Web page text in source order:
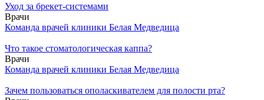
Уход за брекет-системами
Врачи
Команда врачей клиники Белая Медведица
Что такое стоматологическая каппа?
Врачи
Команда врачей клиники Белая Медведица
Зачем пользоваться ополаскивателем для полости рта?